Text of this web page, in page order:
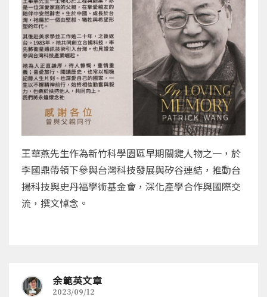
王華燕先生作為新竹科學園區早期關鍵人物之一，於
李國鼎帶領下參與台灣科技發展與矽谷連結，推動台
揚科技與史丹福學術基金會，深化產學合作與國際交
流，撰文悼念。
余範英文章
2023/09/12